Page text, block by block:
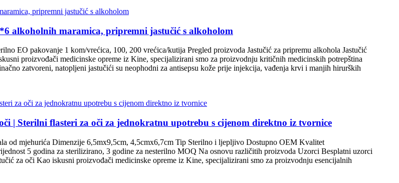
alkoholnih maramica, pripremni jastučić s alkoholom
EO pakovanje 1 kom/vrećica, 100, 200 vrećica/kutija Pregled proizvoda Jastučić za pripremu alkohola Jastučić
proizvođači medicinske opreme iz Kine, specijalizirani smo za proizvodnju kritičnih medicinskih potrepština
zatvoreni, natopljeni jastučići su neophodni za antisepsu kože prije injekcija, vađenja krvi i manjih hirurških
| Sterilni flasteri za oči za jednokratnu upotrebu s cijenom direktno iz tvornice
od mjehurića Dimenzije 6,5mx9,5cm, 4,5cmx6,7cm Tip Sterilno i ljepljivo Dostupno OEM Kvalitet
5 godina za sterilizirano, 3 godine za nesterilno MOQ Na osnovu različitih proizvoda Uzorci Besplatni uzorci
za oči Kao iskusni proizvođači medicinske opreme iz Kine, specijalizirani smo za proizvodnju esencijalnih